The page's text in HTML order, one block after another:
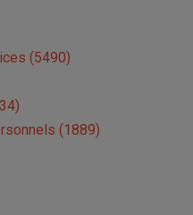
(5490)
(1889)